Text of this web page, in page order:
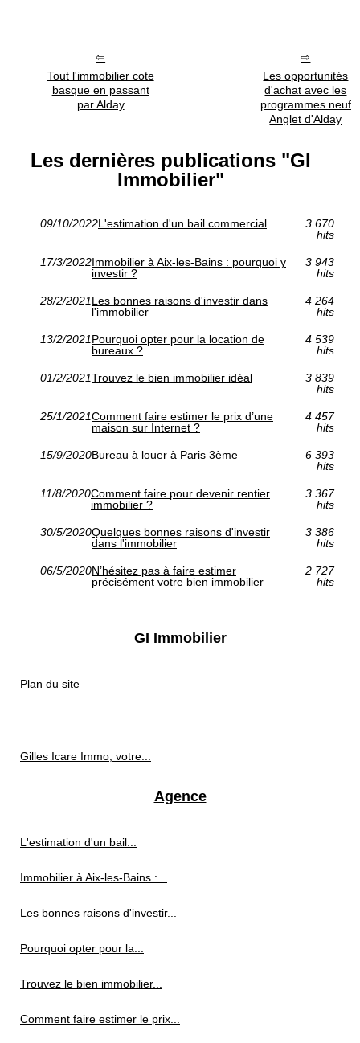
Tout l'immobilier cote
basque en passant
par Alday
Les opportunités
d'achat avec les
programmes neuf
Anglet d'Alday
Les dernières publications "GI
Immobilier"
09/10/2022L'estimation d'un bail commercial
3 670
hits
17/3/2022Immobilier à Aix-les-Bains : pourquoi y
investir ?
3 943
hits
28/2/2021Les bonnes raisons d'investir dans
l'immobilier
4 264
hits
13/2/2021Pourquoi opter pour la location de
bureaux ?
4 539
hits
01/2/2021Trouvez le bien immobilier idéal
3 839
hits
25/1/2021Comment faire estimer le prix d’une
maison sur Internet ?
4 457
hits
15/9/2020Bureau à louer à Paris 3ème
6 393
hits
11/8/2020Comment faire pour devenir rentier
immobilier ?
3 367
hits
30/5/2020Quelques bonnes raisons d'investir
dans l'immobilier
3 386
hits
06/5/2020N’hésitez pas à faire estimer
précisément votre bien immobilier
2 727
hits
GI Immobilier
Plan du site
Gilles Icare Immo, votre...
Agence
L'estimation d'un bail...
Immobilier à Aix-les-Bains :...
Les bonnes raisons d'investir...
Pourquoi opter pour la...
Trouvez le bien immobilier...
Comment faire estimer le prix...